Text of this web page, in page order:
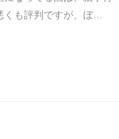
も評判ですが、ぼ…